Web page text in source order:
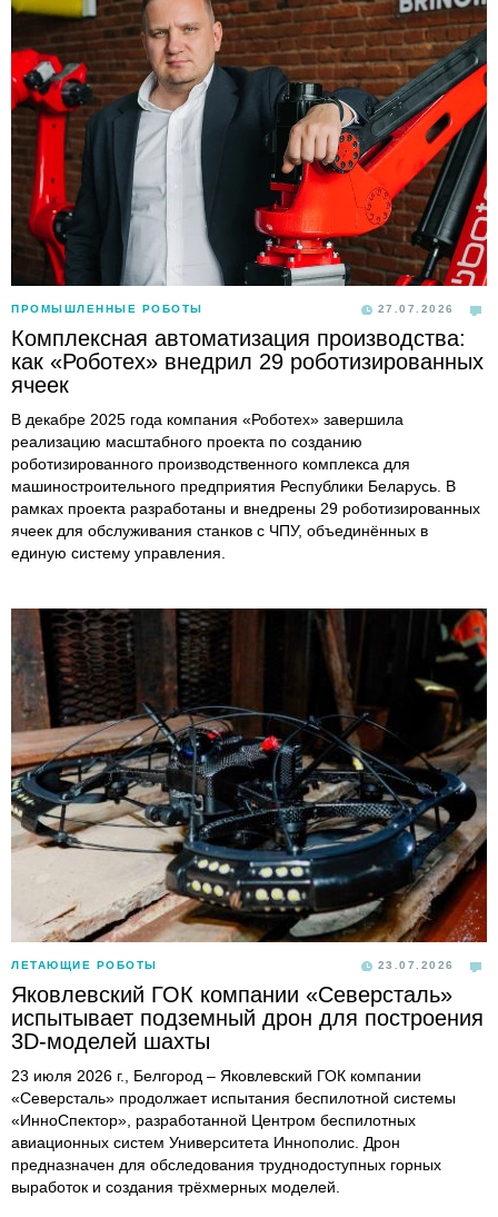
ПРОМЫШЛЕННЫЕ РОБОТЫ 27.07.2026
Комплексная автоматизация производства:
как «Роботех» внедрил 29 роботизированных
ячеек
В декабре 2025 года компания «Роботех» завершила
реализацию масштабного проекта по созданию
роботизированного производственного комплекса для
машиностроительного предприятия Республики Беларусь. В
рамках проекта разработаны и внедрены 29 роботизированных
ячеек для обслуживания станков с ЧПУ, объединённых в
единую систему управления.
ЛЕТАЮЩИЕ РОБОТЫ 23.07.2026
Яковлевский ГОК компании «Северсталь»
испытывает подземный дрон для построения
3D-моделей шахты
23 июля 2026 г., Белгород – Яковлевский ГОК компании
«Северсталь» продолжает испытания беспилотной системы
«ИнноСпектор», разработанной Центром беспилотных
авиационных систем Университета Иннополис. Дрон
предназначен для обследования труднодоступных горных
выработок и создания трёхмерных моделей.